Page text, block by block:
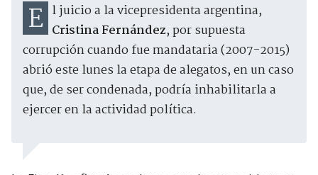
El juicio a la vicepresidenta argentina,
Cristina Fernández, por supuesta
corrupción cuando fue mandataria (2007-2015)
abrió este lunes la etapa de alegatos, en un caso
que, de ser condenada, podría inhabilitarla a
ejercer en la actividad política.